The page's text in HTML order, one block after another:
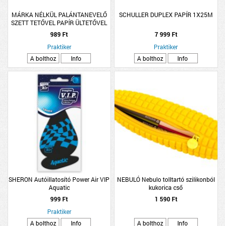
MÁRKA NÉLKÜL PALÁNTANEVELŐ
SZETT TETŐVEL PAPÍR ÜLTETŐVEL
20X14X12CM
989 Ft
Praktiker
A bolthoz
Info
SCHULLER DUPLEX PAPÍR 1X25M
7 999 Ft
Praktiker
A bolthoz
Info
SHERON Autóillatosító Power Air VIP
Aquatic
999 Ft
Praktiker
A bolthoz
Info
NEBULÓ Nebulo tolltartó szilikonból
kukorica cső
1 590 Ft
A bolthoz Info